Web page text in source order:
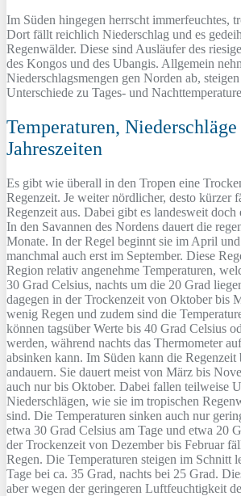
Im Süden hingegen herrscht immerfeuchtes,
Dort fällt reichlich Niederschlag und es
Regenwälder. Diese sind Ausläufer des
des Kongos und des Ubangis. Allgemein
Niederschlagsmengen gen Norden ab,
Unterschiede zu Tages- und
Temperaturen, Niederschläge
Jahreszeiten
Es gibt wie überall in den Tropen eine
Regenzeit. Je weiter nördlicher, desto kürzer
Regenzeit aus. Dabei gibt es landesweit doch
In den Savannen des Nordens dauert die
Monate. In der Regel beginnt sie im April
manchmal auch erst im September. Diese
Region relativ angenehme Temperaturen,
30 Grad Celsius, nachts um die 20 Grad
dagegen in der Trockenzeit von Oktober bis
wenig Regen und zudem sind die
können tagsüber Werte bis 40 Grad Celsius
werden, während nachts das Thermometer
absinken kann. Im Süden kann die Regenzeit
andauern. Sie dauert meist von März bis
auch nur bis Oktober. Dabei fallen teilweise
Niederschlägen, wie sie im tropischen
sind. Die Temperaturen sinken auch nur
etwa 30 Grad Celsius am Tage und etwa 20
der Trockenzeit von Dezember bis Februar
Regen. Die Temperaturen steigen im Schnitt
Tage bei ca. 35 Grad, nachts bei 25 Grad.
aber wegen der geringeren Luftfeuchtigkeit